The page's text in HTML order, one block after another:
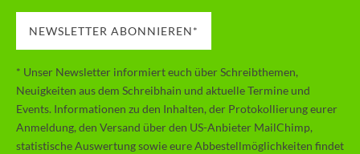
NEWSLETTER ABONNIEREN*
* Unser Newsletter informiert euch über Schreibthemen,
Neuigkeiten aus dem Schreibhain und aktuelle Termine und
Events. Informationen zu den Inhalten, der Protokollierung eurer
Anmeldung, den Versand über den US-Anbieter MailChimp,
statistische Auswertung sowie eure Abbestellmöglichkeiten findet